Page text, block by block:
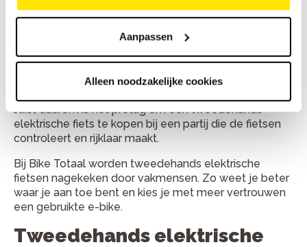
Aanpassen
Alleen noodzakelijke cookies
fiets. Denk bijvoorbeeld aan:
Slijtage van onderdelen
De conditie van het frame
De staat en prestaties van de accu
Juist daarom is het prettig om een tweedehands
elektrische fiets te kopen bij een partij die de fietsen
controleert en rijklaar maakt.
Bij Bike Totaal worden tweedehands elektrische
fietsen nagekeken door vakmensen. Zo weet je beter
waar je aan toe bent en kies je met meer vertrouwen
een gebruikte e-bike.
Tweedehands elektrische